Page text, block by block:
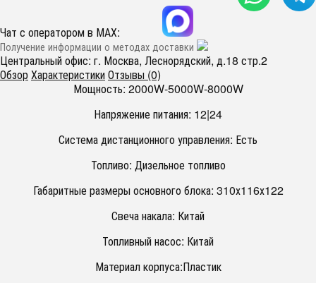
Чат с оператором в МАХ:
Получение информации о методах доставки
Центральный офис: г. Москва, Леснорядский, д.18 стр.2
ОбзорХарактеристикиОтзывы (0)
Мощность: 2000W-5000W-8000W
Напряжение питания: 12|24
Система дистанционного управления: Есть
Топливо: Дизельное топливо
Габаритные размеры основного блока: 310х116х122
Свеча накала: Китай
Топливный насос: Китай
Материал корпуса:Пластик